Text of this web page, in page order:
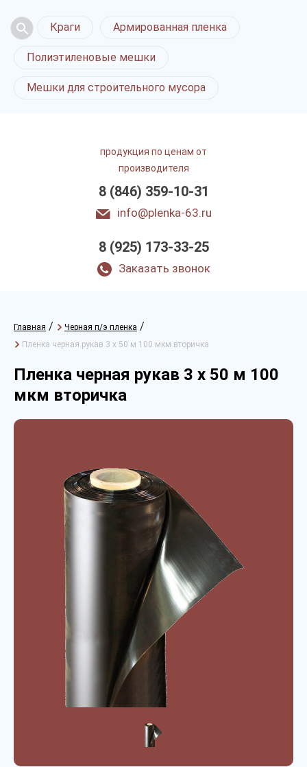
Краги Армированная пленка
Полиэтиленовые мешки
Мешки для строительного мусора
продукция по ценам от
производителя
8 (846) 359-10-31
info@plenka-63.ru
8 (925) 173-33-25
Заказать звонок
Главная / Черная п/э пленка /
Пленка черная рукав 3 х 50 м 100 мкм вторичка
Пленка черная рукав 3 х 50 м 100
мкм вторичка